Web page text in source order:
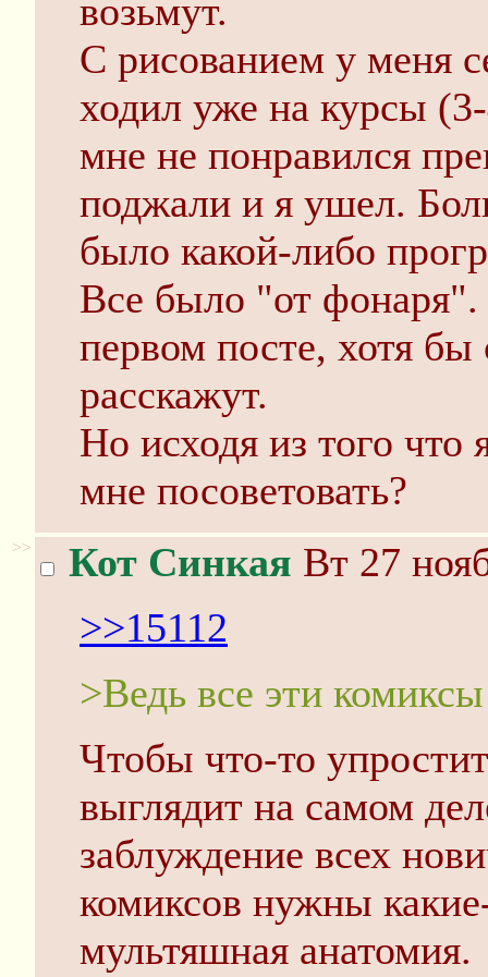
возьмут.
С рисованием у меня
ходил уже на курсы
мне не понравился
поджали и я ушел.
было какой-либо
Все было "от фонаря".
первом посте, хотя бы
расскажут.
Но исходя из того
мне посоветовать?
>> Кот Синкая Вт 27
>>15112
>Ведь все эти
Чтобы что-то
выглядит на самом
заблуждение всех
комиксов нужны
мультяшная анатомия.